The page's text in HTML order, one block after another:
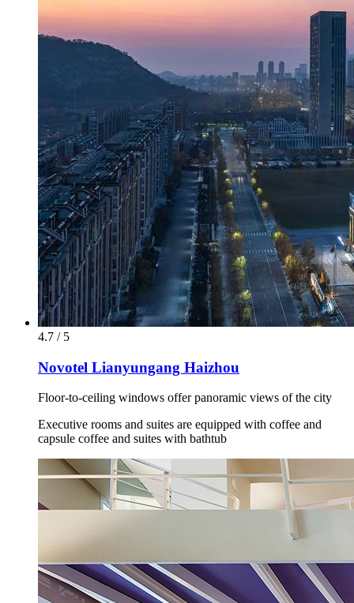
4.7 / 5
Novotel Lianyungang Haizhou
Floor-to-ceiling windows offer panoramic views of the city
Executive rooms and suites are equipped with coffee and
capsule coffee and suites with bathtub